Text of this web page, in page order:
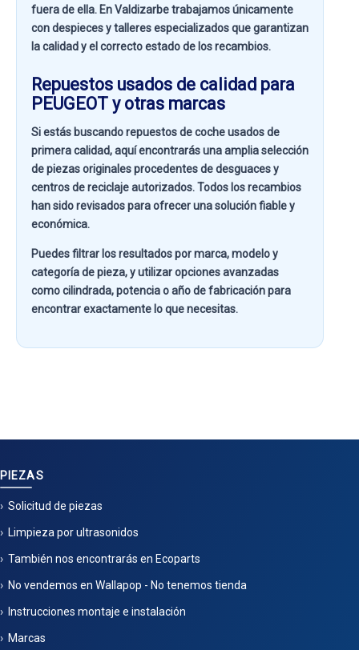
fuera de ella. EnValdizarbetrabajamos únicamente
con despieces y talleres especializados que garantizan
la calidad y el correcto estado de los recambios.
Repuestos usados de calidad para
PEUGEOT y otras marcas
Si estás buscandorepuestos de coche usados de
primera calidad, aquí encontrarás una amplia selección
de piezas originales procedentes de desguaces y
centros de reciclaje autorizados. Todos los recambios
han sido revisados para ofrecer una solución fiable y
económica.
Puedes filtrar los resultados pormarca, modelo y
categoría de pieza, y utilizar opciones avanzadas
comocilindrada, potencia o año de fabricaciónpara
encontrar exactamente lo que necesitas.
PIEZAS
Solicitud de piezas
Limpieza por ultrasonidos
También nos encontrarás en Ecoparts
No vendemos en Wallapop - No tenemos tienda
Instrucciones montaje e instalación
Marcas